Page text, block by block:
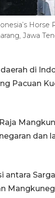
Horse
Jawa
di
Pacuan
dan